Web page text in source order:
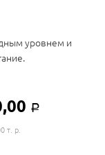
уровнем и
Р
т. р.